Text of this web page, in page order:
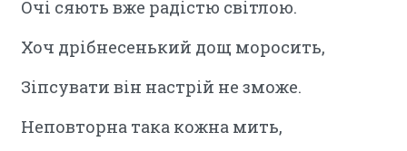
Очі сяють вже радістю світлою.
Хоч дрібнесенький дощ моросить,
Зіпсувати він настрій не зможе.
Неповторна така кожна мить,